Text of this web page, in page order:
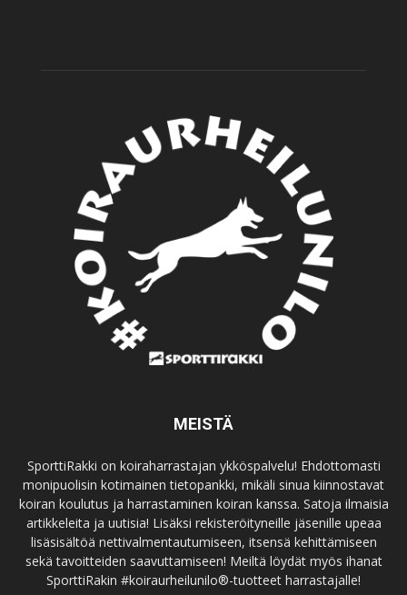
MEISTÄ
SporttiRakki on koiraharrastajan ykköspalvelu! Ehdottomasti
monipuolisin kotimainen tietopankki, mikäli sinua kiinnostavat
koiran koulutus ja harrastaminen koiran kanssa. Satoja ilmaisia
artikkeleita ja uutisia! Lisäksi rekisteröityneille jäsenille upeaa
lisäsisältöä nettivalmentautumiseen, itsensä kehittämiseen
sekä tavoitteiden saavuttamiseen! Meiltä löydät myös ihanat
SporttiRakin #koiraurheilunilo®-tuotteet harrastajalle!